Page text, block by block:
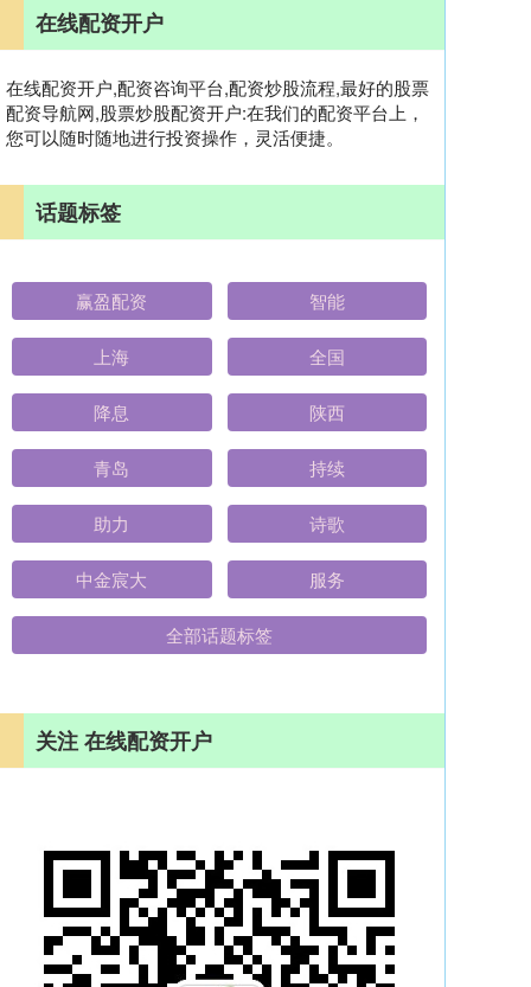
在线配资开户
在线配资开户,配资咨询平台,配资炒股流程,最好的股票
配资导航网,股票炒股配资开户:在我们的配资平台上，
您可以随时随地进行投资操作，灵活便捷。
话题标签
赢盈配资 智能
上海 全国
降息 陕西
青岛 持续
助力 诗歌
中金宸大 服务
全部话题标签
关注 在线配资开户